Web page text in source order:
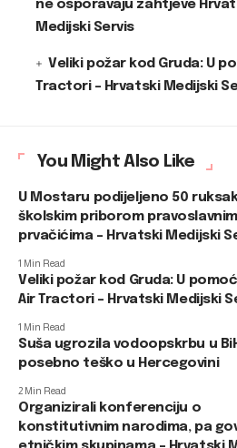
ne osporavaju zahtjeve
Medijski Servis
Veliki požar kod Gruda: U
Tractori – Hrvatski Medijski
You Might Also Like
U Mostaru podijeljeno 50
školskim priborom pravoslavnim
prvačićima – Hrvatski Medijski
1 Min Read
Veliki požar kod Gruda: U
Air Tractori – Hrvatski Medijski
1 Min Read
Suša ugrozila vodoopskrbu u
posebno teško u Hercegovini
2 Min Read
Organizirali konferenciju o
konstitutivnim narodima, pa